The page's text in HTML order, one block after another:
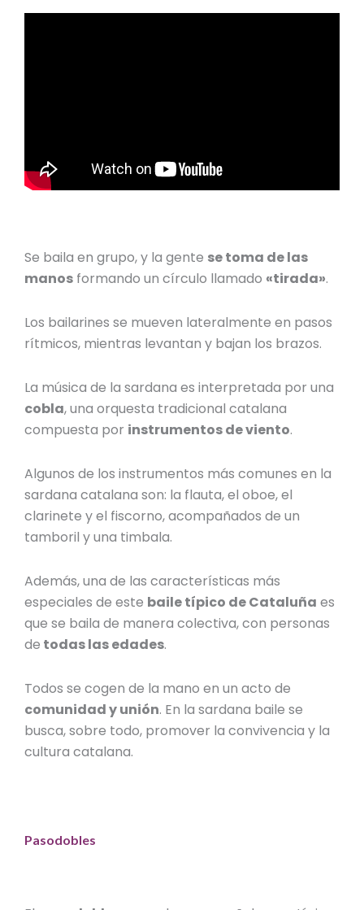
Se baila en grupo, y la gente se toma de las
manos formando un círculo llamado «tirada».
Los bailarines se mueven lateralmente en pasos
rítmicos, mientras levantan y bajan los brazos.
La música de la sardana es interpretada por una
cobla, una orquesta tradicional catalana
compuesta por instrumentos de viento.
Algunos de los instrumentos más comunes en la
sardana catalanason: la flauta, el oboe, el
clarinete y el fiscorno, acompañados de un
tamboril y una timbala.
Además, una de las características más
especiales de este baile típico de Cataluña es
que se baila de manera colectiva, con personas
de todas las edades.
Todos se cogen de la mano en un acto de
comunidad y unión. En la sardana bailese
busca, sobre todo, promover la convivencia y la
cultura catalana.
Pasodobles